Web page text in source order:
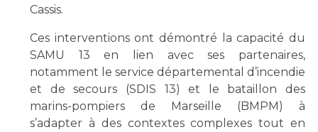
Cassis.
Ces interventions ont démontré la capacité du
SAMU 13 en lien avec ses partenaires,
notamment le service départemental d’incendie
et de secours (SDIS 13) et le bataillon des
marins-pompiers de Marseille (BMPM) à
s’adapter à des contextes complexes tout en